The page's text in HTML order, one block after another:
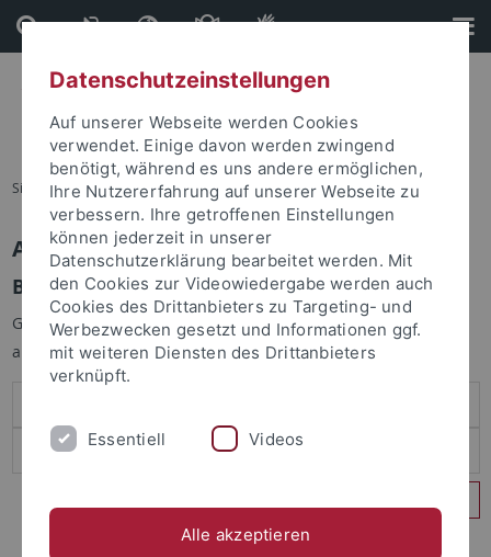
Direkt
zum
Inhalt
Direkt
zur
Fußleiste
Sie sind hier: Startseite
Anmelden
Benutzeranmeldung
Geben Sie Ihren Benutzernamen und Ihr Passwort an um sich
anzumelden:
Datenschutzeinstellungen
Auf unserer Webseite werden Cookies
verwendet. Einige davon werden zwingend
benötigt, während es uns andere ermöglichen,
Ihre Nutzererfahrung auf unserer Webseite zu
verbessern. Ihre getroffenen Einstellungen
können jederzeit in unserer
Datenschutzerklärung bearbeitet werden. Mit
den Cookies zur Videowiedergabe werden auch
Cookies des Drittanbieters zu Targeting- und
Werbezwecken gesetzt und Informationen ggf.
mit weiteren Diensten des Drittanbieters
verknüpft.
Essentiell Videos
Alle akzeptieren